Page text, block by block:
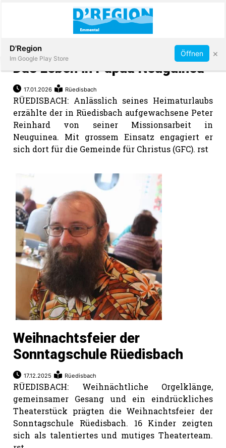
Immobilien
Veranstaltungen
E-
Paper
App
Abonnieren
Das Leben in Papua Neuguinea
17.01.2026 Rüedisbach
RÜEDISBACH: Anlässlich seines Heimaturlaubs
erzählte der in Rüedisbach aufgewachsene Peter
Reinhard von seiner Missionsarbeit in
Neuguinea. Mit grossem Einsatz engagiert er
sich dort für die Gemeinde für Christus (GFC). rst
Weihnachtsfeier der
Sonntagschule Rüedisbach
17.12.2025 Rüedisbach
RÜEDISBACH: Weihnächtliche Orgelklänge,
gemeinsamer Gesang und ein eindrückliches
Theaterstück prägten die Weihnachtsfeier der
Sonntagschule Rüedisbach. 16 Kinder zeigten
sich als talentiertes und mutiges Theaterteam.
D'Region
Im Google Play Store
Öffnen ×